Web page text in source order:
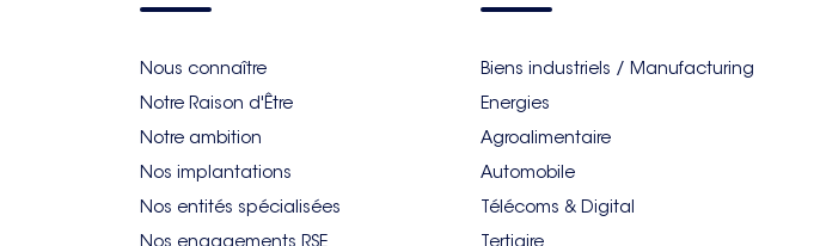
Nous connaître
Notre Raison d'Être
Notre ambition
Nos implantations
Nos entités spécialisées
Nos engagements RSE
Biens industriels / Manufacturing
Energies
Agroalimentaire
Automobile
Télécoms & Digital
Tertiaire